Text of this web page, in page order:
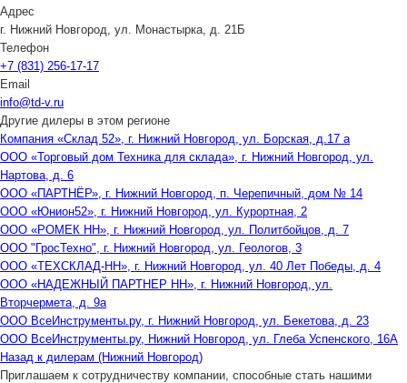
Адрес
г. Нижний Новгород, ул. Монастырка, д. 21Б
Телефон
+7 (831) 256-17-17
Email
info@td-v.ru
Другие дилеры в этом регионе
Компания «Склад 52», г. Нижний Новгород, ул. Борская, д.17 а
ООО «Торговый дом Техника для склада», г. Нижний Новгород, ул.
Нартова, д. 6
ООО «ПАРТНЁР», г. Нижний Новгород, п. Черепичный, дом № 14
ООО «Юнион52», г. Нижний Новгород, ул. Курортная, 2
ООО «РОМЕК НН», г. Нижний Новгород, ул. Политбойцов, д. 7
ООО "ГросТехно", г. Нижний Новгород, ул. Геологов, 3
ООО «ТЕХСКЛАД-НН», г. Нижний Новгород, ул. 40 Лет Победы, д. 4
ООО «НАДЕЖНЫЙ ПАРТНЕР НН», г. Нижний Новгород, ул.
Вторчермета, д. 9а
ООО ВсеИнструменты.ру, г. Нижний Новгород, ул. Бекетова, д. 23
ООО ВсеИнструменты.ру, Нижний Новгород, ул. Глеба Успенского, 16А
Назад к дилерам (Нижний Новгород)
Приглашаем к сотрудничеству компании, способные стать нашими